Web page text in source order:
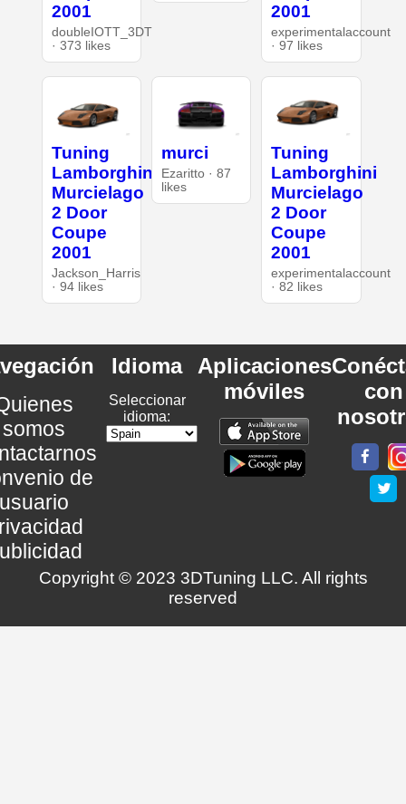
2001
doubleIOTT_3DT
· 373 likes
2001
experimentalaccount
· 97 likes
Tuning
Lamborghini
Murcielago
2 Door
Coupe
2001
Jackson_Harris
· 94 likes
murci
Ezaritto · 87
likes
Tuning
Lamborghini
Murcielago
2 Door
Coupe
2001
experimentalaccount
· 82 likes
somos
de
Idioma
Seleccionar
idioma:
Aplicaciones
móviles
con
Copyright © 2023 3DTuning LLC. All rights
reserved